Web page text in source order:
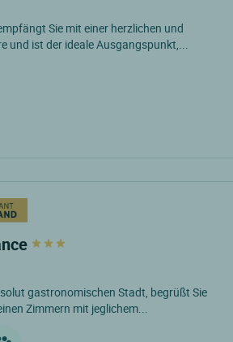
Sie mit einer herzlichen und
und ist der ideale Ausgangspunkt,...
gastronomischen Stadt, begrüßt Sie
Zimmern mit jeglichem...